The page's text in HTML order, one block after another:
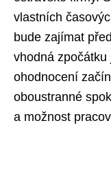
vlastních
bude zajímat
vhodná
ohodnocení
oboustranné
a možnost